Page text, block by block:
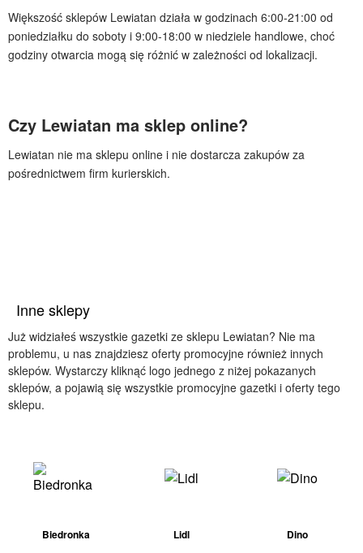
Większość sklepów Lewiatan działa w godzinach 6:00-21:00 od
poniedziałku do soboty i 9:00-18:00 w niedziele handlowe, choć
godziny otwarcia mogą się różnić w zależności od lokalizacji.
Czy Lewiatan ma sklep online?
Lewiatan nie ma sklepu online i nie dostarcza zakupów za
pośrednictwem firm kurierskich.
Inne sklepy
Już widziałeś wszystkie gazetki ze sklepu Lewiatan? Nie ma
problemu, u nas znajdziesz oferty promocyjne również innych
sklepów. Wystarczy kliknąć logo jednego z niżej pokazanych
sklepów, a pojawią się wszystkie promocyjne gazetki i oferty tego
sklepu.
Biedronka Lidl Dino